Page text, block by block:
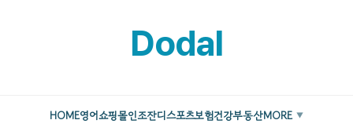
Dodal
HOME영어쇼핑몰인조잔디스포츠보험건강부동산MORE ▼